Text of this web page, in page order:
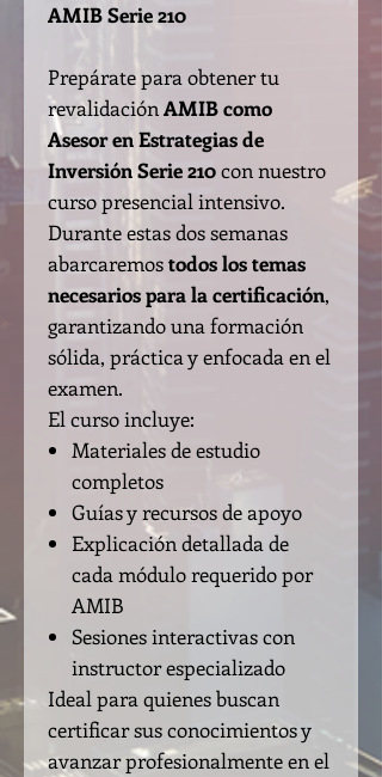
AMIB Serie 210
Prepárate para obtener tu
revalidación AMIB como
Asesor en Estrategias de
Inversión Serie 210con nuestro
curso presencial intensivo.
Durante estas dos semanas
abarcaremostodos los temas
necesarios para la certificación,
garantizando una formación
sólida, práctica y enfocada en el
examen.
El curso incluye:
Materiales de estudio
completos
Guías y recursos de apoyo
Explicación detallada de
cada módulo requerido por
AMIB
Sesiones interactivas con
instructor especializado
Ideal para quienes buscan
certificar sus conocimientos y
avanzar profesionalmente en el